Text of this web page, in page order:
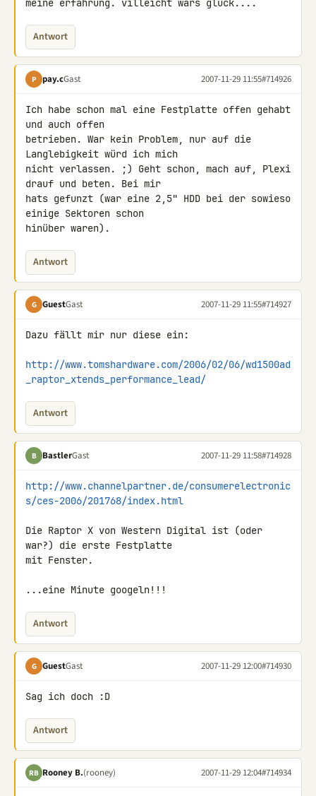
meine erfahrung. villeicht wars glück....
Antwort
P pay.cGast 2007-11-29 11:55#714926
Ich habe schon mal eine Festplatte offen gehabt
und auch offen
betrieben. War kein Problem, nur auf die
Langlebigkeit würd ich mich
nicht verlassen. ;) Geht schon, mach auf, Plexi
drauf und beten. Bei mir
hats gefunzt (war eine 2,5" HDD bei der sowieso
einige Sektoren schon
hinüber waren).
Antwort
G GuestGast 2007-11-29 11:55#714927
Dazu fällt mir nur diese ein:
http://www.tomshardware.com/2006/02/06/wd1500ad
_raptor_xtends_performance_lead/
Antwort
B BastlerGast 2007-11-29 11:58#714928
http://www.channelpartner.de/consumerelectronic
s/ces-2006/201768/index.html
Die Raptor X von Western Digital ist (oder
war?) die erste Festplatte
mit Fenster.
...eine Minute googeln!!!
Antwort
G GuestGast 2007-11-29 12:00#714930
Sag ich doch :D
Antwort
RB Rooney B.(rooney) 2007-11-29 12:04#714934